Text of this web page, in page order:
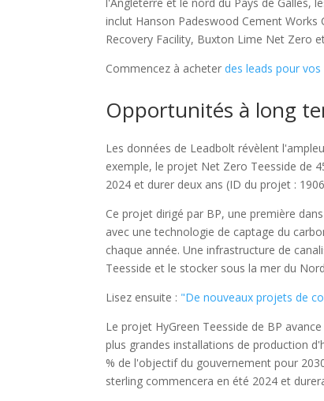
l'Angleterre et le nord du Pays de Galles,
inclut Hanson Padeswood Cement Works
Recovery Facility, Buxton Lime Net Zero
Commencez à acheterdes leads pour
Opportunités à long
Les données de Leadbolt révèlent
exemple, le projet Net Zero Teesside de
2024 et durer deux ans (ID du projet :
Ce projet dirigé par BP, une première
avec une technologie de captage du
chaque année. Une infrastructure de
Teesside et le stocker sous la mer du
Lisez ensuite : "De nouveaux projets de
Le projet HyGreen Teesside de BP
plus grandes installations de production
% de l'objectif du gouvernement pour
sterling commencera en été 2024 et